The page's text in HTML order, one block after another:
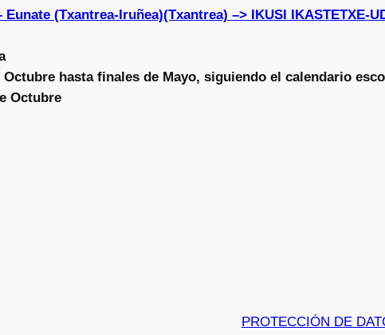
(Txantrea-Iruñea)(Txantrea) –> IKUSI IKASTETXE-
hasta finales de Mayo, siguiendo el calendario
Octubre
PROTECCIÓN DE